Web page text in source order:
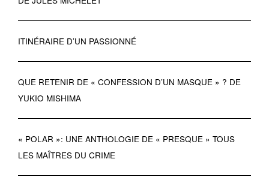
ITINÉRAIRE D’UN PASSIONNÉ
QUE RETENIR DE « CONFESSION D’UN MASQUE » ? DE
YUKIO MISHIMA
« POLAR »: UNE ANTHOLOGIE DE « PRESQUE » TOUS
LES MAÎTRES DU CRIME